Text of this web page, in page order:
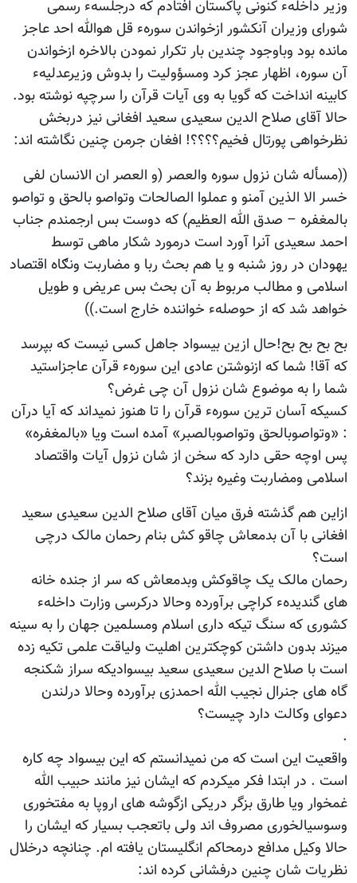
وزیر داخلهء کنونی پاکستان افتادم که درجلسهء رسمی
شورای وزیران آنکشور ازخواندن سورهء قل هوالله احد عاجز
مانده بود وباوجود چندین بار تکرار نمودن بالاخره ازخواندن
آن سوره، اظهار عجز کرد ومسؤولیت را بدوش وزیرعدلیهء
کابینه انداخت که گویا به وی آیات قرآن را سرچپه نوشته بود.
حالا آقای صلاح الدین سعیدی سعید افغانی نیز دربخش
نظرخواهی پورتال فخیم؟؟؟؟! افغان جرمن چنین نگاشته اند:
((مسأله شان نزول سوره والعصر (و العصر ان الانسان لفی
خسر الا الذین آمنو و عملوا الصالحات وتواصو بالحق و تواصو
بالمغفره – صدق الله العظیم) که دوست بس ارجمندم جناب
احمد سعیدی آنرا آورد است درمورد شکار ماهی توسط
یهودان در روز شنبه و یا هم بحث ربا و مضاربت ونګاه اقتصاد
اسلامی و مطالب مربوط به آن بحث بس عریض و طویل
خواهد شد که از حوصلهء خواننده خارج است.))
بح بح بح بح!حال ازین بیسواد جاهل کسی نیست که بپرسد
که آقا! شما که ازنوشتن عادی این سورهء قرآن عاجزاستید
شما را به موضوع شان نزول آن چی غرض؟
کسیکه آسان ترین سورهء قرآن را تا هنوز نمیداند که آیا درآن
: «وتواصوبالحق وتواصوبالصبر» آمده است ویا «بالمغفره»
پس اوچه حقی دارد که سخن از شان نزول آیات واقتصاد
اسلامی ومضاربت وغیره بزند؟
ازاین هم گذشته فرق میان آقای صلاح الدین سعیدی سعید
افغانی با آن بدمعاش چاقو کش بنام رحمان مالک درچی
است؟
رحمان مالک یک چاقوکش وبدمعاش که سر از جنده خانه
های گندیدهء کراچی برآورده وحالا درکرسی وزارت داخلهء
کشوری که سنگ تیکه داری اسلام ومسلمین جهان را به سینه
میزند بدون داشتن کوچکترین اهلیت ولیاقت علمی تکیه زده
است با صلاح الدین سعیدی سعید بیسوادیکه سراز شکنجه
گاه های جنرال نجیب الله احمدزی برآورده وحالا درلندن
دعوای وکالت دارد چیست؟
.
واقعیت این است که من نمیدانستم که این بیسواد چه کاره
است . در ابتدا فکر میکردم که ایشان نیز مانند حبیب الله
غمخوار ویا طارق بزگر دریکی ازگوشه های اروپا به مفتخوری
وسوسیالخوری مصروف اند ولی باتعجب بسیار که ایشان را
حالا وکیل مدافع درمحاکم انگلیستان یافته ام. چنانچه درخلال
نظریات شان چنین درفشانی کرده اند: